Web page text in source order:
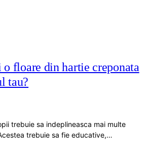
o floare din hartie creponata
tau?
trebuie sa indeplineasca mai multe
trebuie sa fie educative,…